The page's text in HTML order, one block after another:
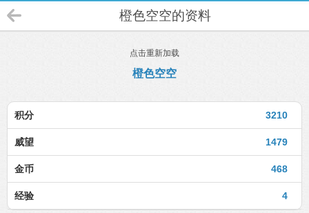
橙色空空的资料
点击重新加载
橙色空空
3210
积分
1479
威望
468
金币
4
经验